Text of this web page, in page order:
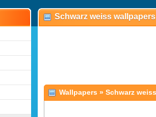
Schwarz weiss wallpapers
Wallpapers » Schwarz weiss